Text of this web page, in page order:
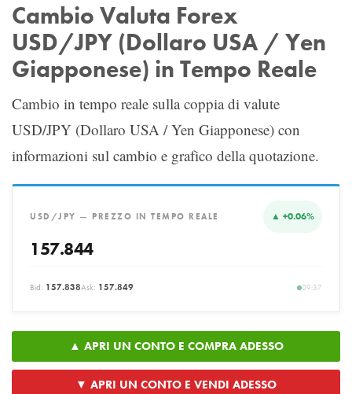
Cambio Valuta Forex
USD/JPY (Dollaro USA / Yen
Giapponese) in Tempo Reale
Cambio in tempo reale sulla coppia di valute
USD/JPY (Dollaro USA / Yen Giapponese) con
informazioni sul cambio e grafico della quotazione.
USD/JPY — PREZZO IN TEMPO REALE ▲ +0.06%
157.844
Bid: 157.838Ask: 157.849 09:37
▲ APRI UN CONTO E COMPRA ADESSO
▼ APRI UN CONTO E VENDI ADESSO